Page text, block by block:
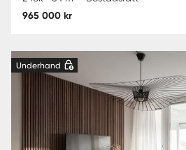
965 000 kr
Underhand